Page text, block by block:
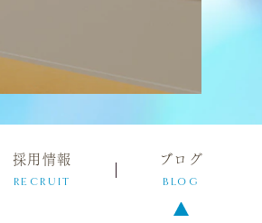
採用情報
RECRUIT
ブログ
BLOG